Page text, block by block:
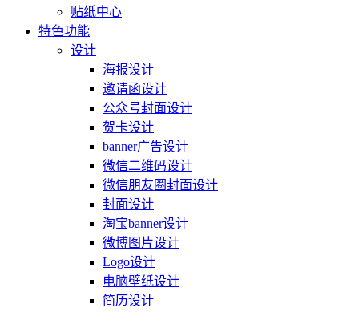
贴纸中心
特色功能
设计
海报设计
邀请函设计
公众号封面设计
贺卡设计
banner广告设计
微信二维码设计
微信朋友圈封面设计
封面设计
淘宝banner设计
微博图片设计
Logo设计
电脑壁纸设计
简历设计